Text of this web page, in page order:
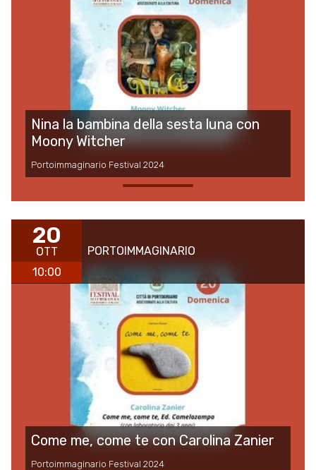
Nina la bambina della sesta luna con
Moony Witcher
Portoimmaginario Festival 2024
20
OTT
10:00
PORTOIMMAGINARIO
Come me, come te con Carolina Zanier
Portoimmaginario Festival 2024